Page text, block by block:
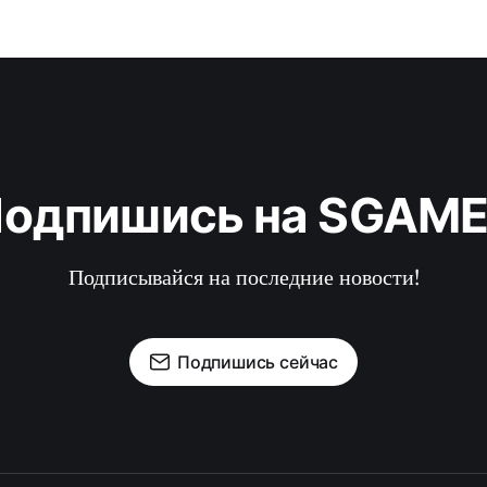
на
Подписывайся на последние новости!
Подпишись сейчас